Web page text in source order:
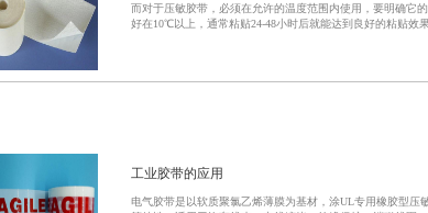
而对于压敏胶带，必须在允许的温度范围内使用，要明确它
好在10℃以上，通常粘贴24-48小时后就能达到良好的粘贴效果
工业胶带的应用
电气胶带是以软质聚氯乙烯薄膜为基材，涂UL专用橡胶型压